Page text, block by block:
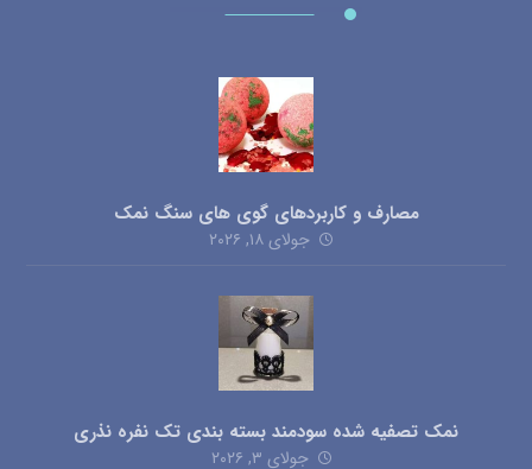
مصارف و کاربردهای گوی های سنگ نمک
جولای ۱۸, ۲۰۲۶
نمک تصفیه شده سودمند بسته بندی تک نفره نذری
جولای ۳, ۲۰۲۶